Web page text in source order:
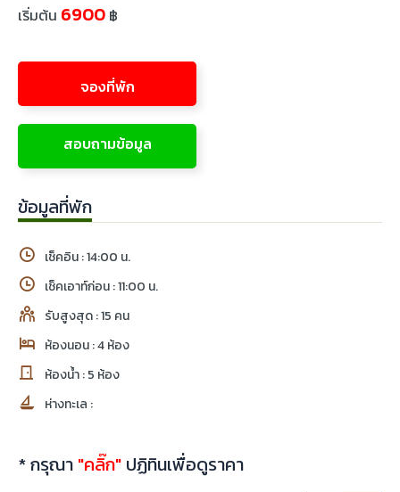
เริ่มต้น 6900 ฿
จองที่พัก
สอบถามข้อมูล
ข้อมูลที่พัก
เช็คอิน : 14:00 น.
เช็คเอาท์ก่อน : 11:00 น.
รับสูงสุด : 15 คน
ห้องนอน : 4 ห้อง
ห้องน้ำ : 5 ห้อง
ห่างทะเล :
* กรุณา "คลิ๊ก" ปฏิทินเพื่อดูราคา